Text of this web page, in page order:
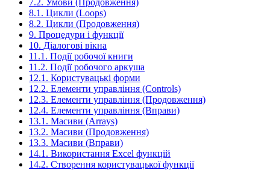
8.1. Цикли (Loops)
8.2. Цикли (Продовження)
9. Процедури і функції
10. Діалогові вікна
11.1. Події робочої книги
11.2. Події робочого аркуша
12.1. Користувацькі форми
12.2. Елементи управління (Controls)
12.3. Елементи управління (Продовження)
12.4. Елементи управління (Вправи)
13.1. Масиви (Arrays)
13.2. Масиви (Продовження)
13.3. Масиви (Вправи)
14.1. Використання Excel функцій
14.2. Створення користувацької функції